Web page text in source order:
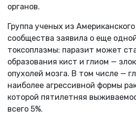
органов.
Группа ученых из
сообщества заявила о еще
токсоплазмы: паразит может
образования кист и глиом —
опухолей мозга. В том числе —
наиболее агрессивной формы
которой пятилетняя
всего 5%.